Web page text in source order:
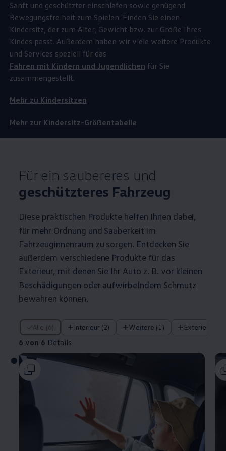
Sanft und geschützter einschlafen sowie genügend
Bewegungsfreiheit zum Spielen: Finden Sie einen
Kindersitz, der zum Alter, Gewicht bzw. zur Größe Ihres
Kindes passt. Außerdem haben wir viele weitere Produkte
und Services speziell für das
Fahren mit Kindern und Jugendlichen für Sie
zusammengestellt.
Mehr zu Kindersitzen
Mehr zur Kindersitz-Größentabelle
Für ein saubereres und
geschützteres Fahrzeug
Diese praktischen Produkte helfen Ihnen dabei,
für mehr Ordnung und Sauberkeit im
Fahrzeuginnenraum zu sorgen. Entdecken Sie
außerdem verschiedene Produkte für das
Exterieur, mit denen Sie Ihr Auto z. B. vor kleinen
Beschädigungen oder aufwirbelndem Schmutz
bewahren können.
Alle (6) Interieur (2) Weitere (1) Exterieur (2)
6 von 6 Details
6 von 6 Details